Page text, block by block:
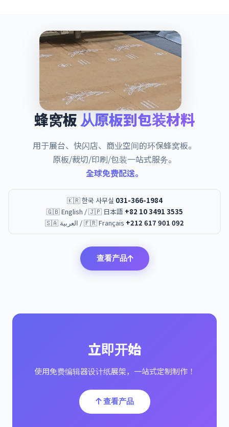
蜂窝板 从原板到包装材料
用于展台、快闪店、商业空间的环保蜂窝板。
原板/裁切/印刷/包装一站式服务。
全球免费配送。
🇰🇷 한국 사무실 031-366-1984
🇬🇧 English / 🇯🇵 日本語 +82 10 3491 3535
🇸🇦 العربية / 🇫🇷 Français +212 617 901 092
查看产品
立即开始
使用免费编辑器设计纸展架，一站式定制制作！
查看产品